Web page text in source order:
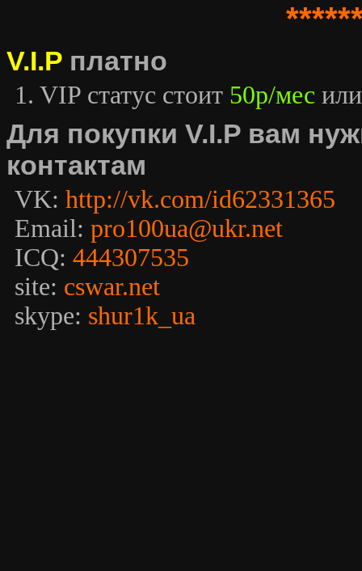
V.I.P платно
1. VIP статус стоит 50р/мес
Для покупки V.I.P вам
контактам
VK: http://vk.com/id62331365
Email: pro100ua@ukr.net
ICQ: 444307535
site: cswar.net
skype: shur1k_ua